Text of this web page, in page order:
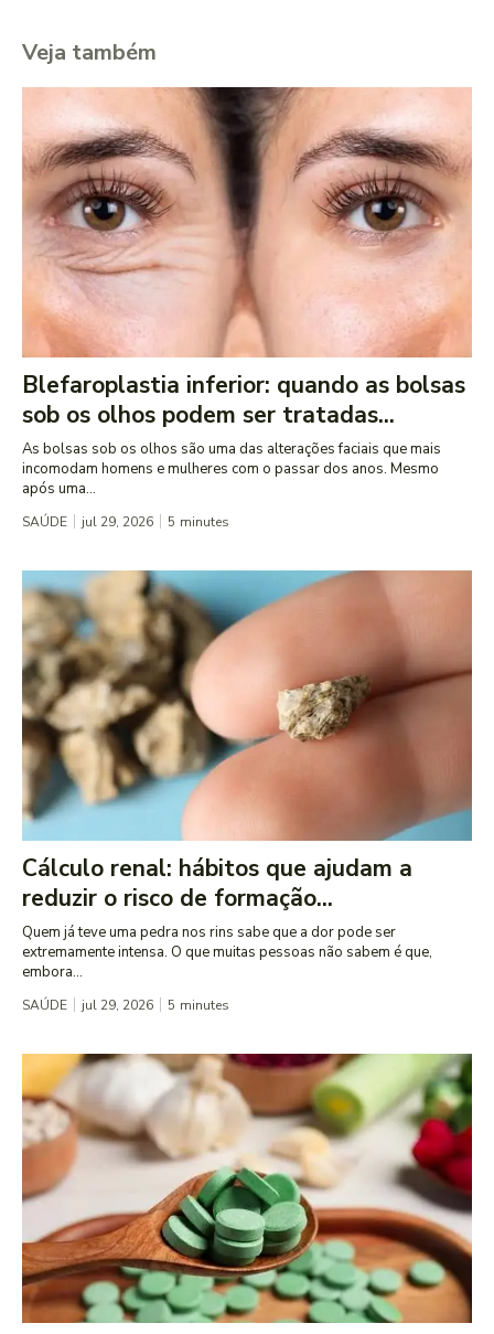
Veja também
Blefaroplastia inferior: quando as bolsas
sob os olhos podem ser tratadas...
As bolsas sob os olhos são uma das alterações faciais que mais
incomodam homens e mulheres com o passar dos anos. Mesmo
após uma...
SAÚDE jul 29, 2026 5 minutes
Cálculo renal: hábitos que ajudam a
reduzir o risco de formação...
Quem já teve uma pedra nos rins sabe que a dor pode ser
extremamente intensa. O que muitas pessoas não sabem é que,
embora...
SAÚDE jul 29, 2026 5 minutes